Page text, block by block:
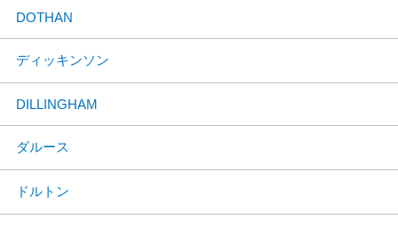
DOTHAN
ディッキンソン
DILLINGHAM
ダルース
ドルトン